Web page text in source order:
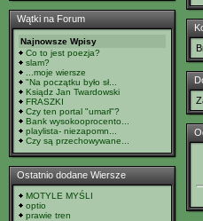
Wątki na Forum
Najnowsze Wpisy
Co to jest poezja?
slam?
...moje wiersze
"Na początku było sł...
Ksiądz Jan Twardowski
FRASZKI
Czy ten portal "umarł"?
Bank wysokooprocento...
playlista- niezapomn...
Czy są przechowywane...
Ostatnio dodane Wiersze
MOTYLE MYŚLI
optio
prawie tren